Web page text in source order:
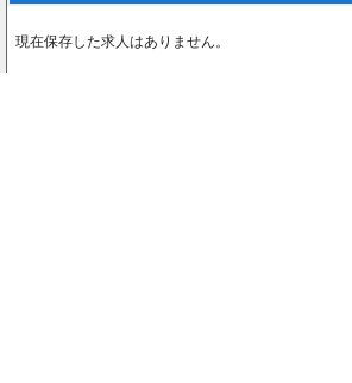
現在保存した求人はありません。